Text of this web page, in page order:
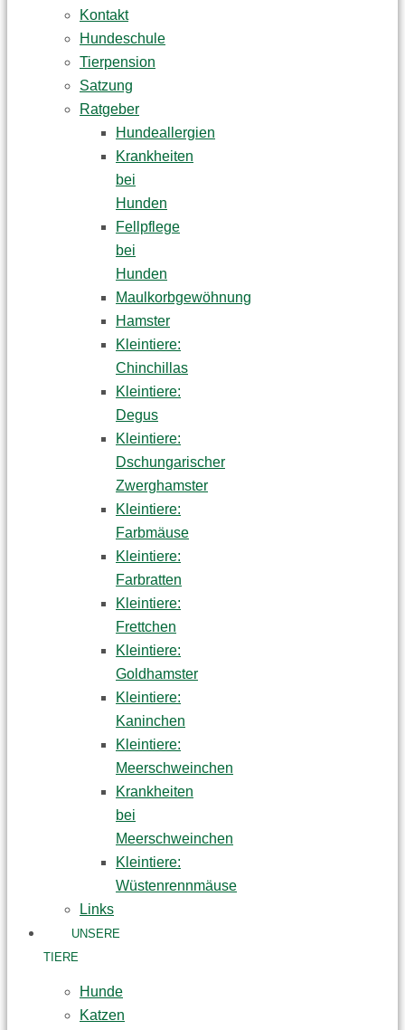
Kontakt
Hundeschule
Tierpension
Satzung
Ratgeber
Hundeallergien
Krankheiten
bei
Hunden
Fellpflege
bei
Hunden
Maulkorbgewöhnung
Hamster
Kleintiere:
Chinchillas
Kleintiere:
Degus
Kleintiere:
Dschungarischer
Zwerghamster
Kleintiere:
Farbmäuse
Kleintiere:
Farbratten
Kleintiere:
Frettchen
Kleintiere:
Goldhamster
Kleintiere:
Kaninchen
Kleintiere:
Meerschweinchen
Krankheiten
bei
Meerschweinchen
Kleintiere:
Wüstenrennmäuse
Links
UNSERE
TIERE
Hunde
Katzen